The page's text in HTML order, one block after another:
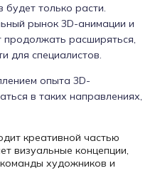
будет только расти.
рынок 3D-анимации и
расширяться,
для специалистов.
опыта 3D-
в таких направлениях,
креативной частью
визуальные концепции,
художников и